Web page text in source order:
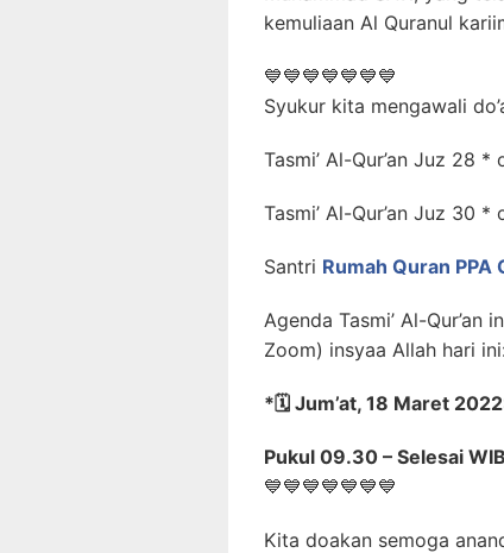
kemuliaan Al Quranul
💙💙💙💙💙💙💙
Syukur kita mengawali
Tasmi’ Al-Qur’an Juz 28 *
Tasmi’ Al-Qur’an Juz 30 *
Santri Rumah Quran PPA
Agenda Tasmi’ Al-
Zoom) insyaa Allah hari ini:
*🗓️ Jum’at, 18 Maret
Pukul 09.30 – Selesai WIB
💙💙💙💙💙💙💙
Kita doakan semoga